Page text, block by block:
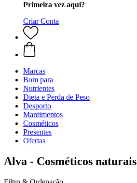
Primeira vez aqui?
Criar Conta
Marcas
Bom para
Nutrientes
Dieta e Perda de Peso
Desporto
Mantimentos
Cosméticos
Presentes
Ofertas
Alva - Cosméticos naturais